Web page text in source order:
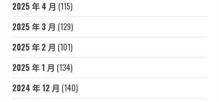
2025 年 4 月 (115)
2025 年 3 月 (129)
2025 年 2 月 (101)
2025 年 1 月 (134)
2024 年 12 月 (140)